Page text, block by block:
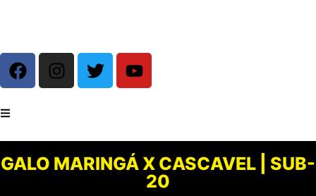
GALO MARINGÁ X CASCAVEL | SUB-
20